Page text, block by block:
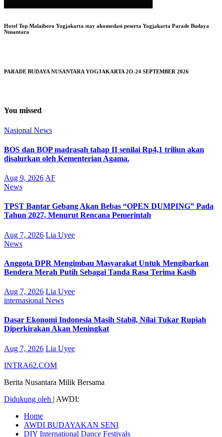
Hotel Top Malaiboro Yogjakarta stay akomodasi peserta Yogjakarta Parade Budaya
Nusantara
PARADE BUDAYA NUSANTARA YOGJAKARTA 2O-24 SEPTEMBER 2026
You missed
Nasional News
BOS dan BOP madrasah tahap II senilai Rp4,1 triliun akan
disalurkan oleh Kementerian Agama.
Aug 9, 2026 AF
News
TPST Bantar Gebang Akan Bebas “OPEN DUMPING” Pada
Tahun 2027, Menurut Rencana Pemerintah
Aug 7, 2026 Lia Uyee
News
Anggota DPR Mengimbau Masyarakat Untuk Mengibarkan
Bendera Merah Putih Sebagai Tanda Rasa Terima Kasih
Aug 7, 2026 Lia Uyee
internasional News
Dasar Ekonomi Indonesia Masih Stabil, Nilai Tukar Rupiah
Diperkirakan Akan Meningkat
Aug 7, 2026 Lia Uyee
INTRA62.COM
Berita Nusantara Milik Bersama
Didukung oleh | AWDI:
Home
AWDI BUDAYAKAN SENI
DIY International Dance Festivals